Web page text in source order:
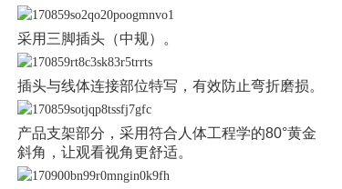
采用三脚插头（中规）。
插头与线体连接部位特写，有效防止弯折磨损。
产品支架部分，采用符合人体工程学的80°黄金
斜角，让观看视角更舒适。